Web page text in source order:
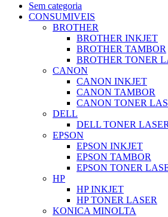
Sem categoria
CONSUMIVEIS
BROTHER
BROTHER INKJET
BROTHER TAMBOR
BROTHER TONER
CANON
CANON INKJET
CANON TAMBOR
CANON TONER
DELL
DELL TONER LASER
EPSON
EPSON INKJET
EPSON TAMBOR
EPSON TONER
HP
HP INKJET
HP TONER LASER
KONICA MINOLTA